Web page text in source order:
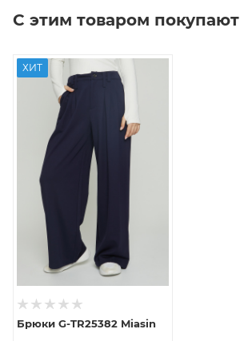
С этим товаром покупают
ХИТ
Брюки G-TR25382 Miasin